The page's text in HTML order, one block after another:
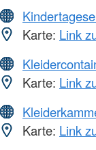
Karte: Link
Karte: Link
Karte: Link